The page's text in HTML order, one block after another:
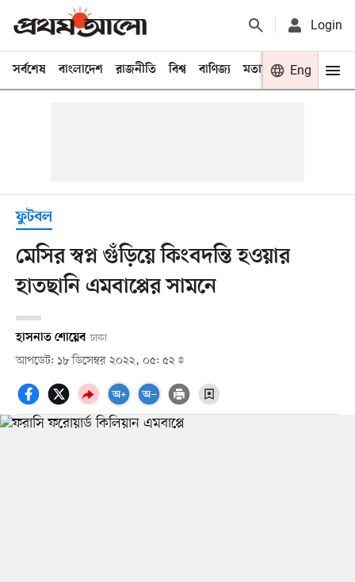
Login
সর্বশেষ বাংলাদেশ রাজনীতি বিশ্ব বাণিজ্য মতামত খেলা
Eng
ফুটবল
মেসির স্বপ্ন গুঁড়িয়ে কিংবদন্তি হওয়ার
হাতছানি এমবাপ্পের সামনে
হাসনাত শোয়েব ঢাকা
আপডেট: ১৮ ডিসেম্বর ২০২২, ০৫: ৫২